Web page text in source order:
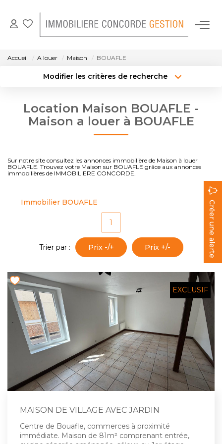
GESTION LOCATIVE
NOTRE AGENCE
CONTACT
Accueil A louer Maison BOUAFLE
Modifier les critères de recherche
Surface min Budget max
Location Maison BOUAFLE -
Maison a louer à BOUAFLE
Sur notre site consultez les annonces immobilière de Maison à louer
BOUAFLE. Trouvez votre Maison sur BOUAFLE grâce aux annonces
immobilières de IMMOBILIERE CONCORDE.
Immobilier BOUAFLE Créer une alerte
1
Trier par : Prix -/+ Prix +/-
EXCLUSIF
MAISON DE VILLAGE AVEC JARDIN
Centre de Bouafle, commerces à proximité
immédiate. Maison de 81m² comprenant entrée,